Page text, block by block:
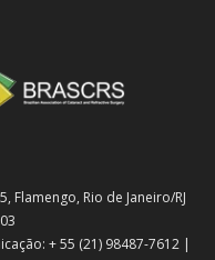
Flamengo, Rio de Janeiro/RJ
+ 55 (21) 98487-7612 |